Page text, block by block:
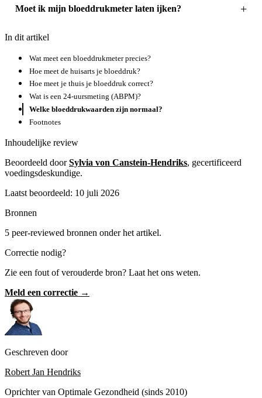
Moet ik mijn bloeddrukmeter laten ijken?
In dit artikel
Wat meet een bloeddrukmeter precies?
Hoe meet de huisarts je bloeddruk?
Hoe meet je thuis je bloeddruk correct?
Wat is een 24-uursmeting (ABPM)?
Welke bloeddrukwaarden zijn normaal?
Footnotes
Inhoudelijke review
Beoordeeld doorSylvia von Canstein-Hendriks, gecertificeerd
voedingsdeskundige.
Laatst beoordeeld: 10 juli 2026
Bronnen
5 peer-reviewed bronnen onder het artikel.
Correctie nodig?
Zie een fout of verouderde bron? Laat het ons weten.
Meld een correctie →
Geschreven door
Robert Jan Hendriks
Oprichter van Optimale Gezondheid (sinds 2010)